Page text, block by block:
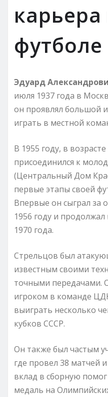
карьера
футболе
Эдуард
июля 1937 года в
он проявлял большой
играть в местной
В 1955 году, в
присоединился к
(Центральный Дом
первые этапы своей
Впервые он сыграл за
1956 году и
1970 года.
Стрельцов был
известным своими
точными передачами.
игроком в команде
выиграть несколько
кубков СССР.
Он также был частым
где провел 38 матчей
вклад в сборную
медаль на